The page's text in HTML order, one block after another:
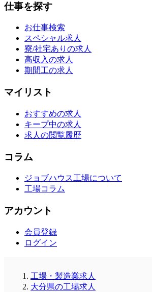
仕事を探す
お仕事検索
スペシャル求人
寮/社宅ありの求人
高収入の求人
期間工の求人
マイリスト
おすすめの求人
キープ中の求人
求人の閲覧履歴
コラム
ジョブハウス工場について
工場コラム
アカウント
会員登録
ログイン
工場・製造業求人
大分県の工場求人